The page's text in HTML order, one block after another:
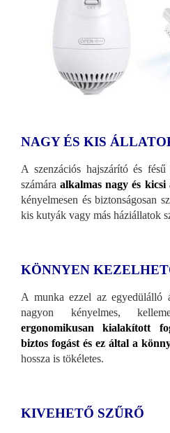
NAGY ÉS KIS
A szenzációs hajszárító és
számáraalkalmas nagy és
kényelmesen és biztonságosan
kis kutyák vagy más háziállatok
KÖNNYEN
A munka ezzel az egyedülálló
nagyon kényelmes,
ergonomikusan kialakított
biztos fogást és ez által a
hossza is tökéletes.
KIVEHETŐ SZŰRŐ